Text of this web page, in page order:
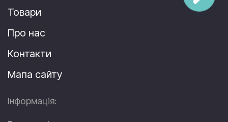
Товари
Про нас
Контакти
Мапа сайту
Інформація: